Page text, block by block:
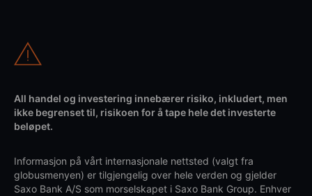
All handel og investering innebærer risiko, inkludert, men
ikke begrenset til, risikoen for å tape hele det investerte
beløpet.
Informasjon på vårt internasjonale nettsted (valgt fra
globusmenyen) er tilgjengelig over hele verden og gjelder
Saxo Bank A/S som morselskapet i Saxo Bank Group. Enhver